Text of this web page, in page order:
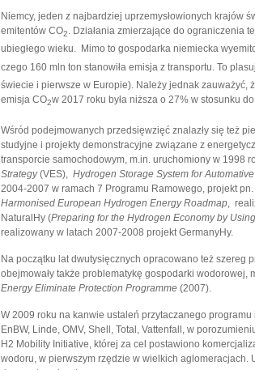
Niemcy, jeden z najbardziej uprzemysłowionych krajów
emitentów CO2. Działania zmierzające do ograniczenia
ubiegłego wieku. Mimo to gospodarka niemiecka
czego 160 mln ton stanowiła emisja z transportu. To
świecie i pierwsze w Europie). Należy jednak zauważyć,
emisja CO2w 2017 roku była niższa o 27% w stosunku
Wśród podejmowanych przedsięwzięć znalazły się też
studyjne i projekty demonstracyjne związane z
transporcie samochodowym, m.in. uruchomiony w 1998
Strategy(VES), Hydrogen Storage System for
2004-2007 w ramach 7 Programu Ramowego, projekt pn.
Harmonised European Hydrogen Energy Roadmap ,
NaturalHy (Preparing for the Hydrogen Economy by
realizowany w latach 2007-2008 projekt GermanyHy.
Na początku lat dwutysięcznych opracowano też szereg
obejmowały także problematykę gospodarki wodorowej,
Energy Eliminate Protection Programme (2007).
W 2009 roku na kanwie ustaleń przytaczanego programu
EnBW, Linde, OMV, Shell, Total, Vattenfall, w
H2 Mobility Initiative, której za cel postawiono
wodoru, w pierwszym rzędzie w wielkich